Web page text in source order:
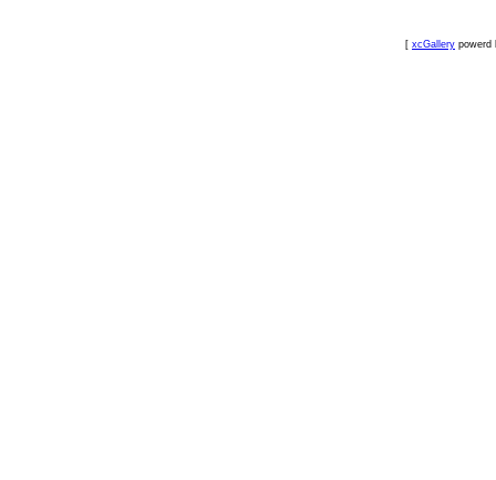
[ xcGallery